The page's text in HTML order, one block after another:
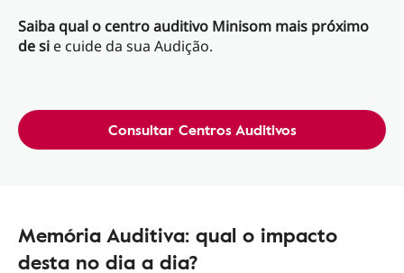
Saiba qual o centro auditivo Minisom mais próximo
de si e cuide da sua Audição.
Consultar Centros Auditivos
Memória Auditiva: qual o impacto
desta no dia a dia?